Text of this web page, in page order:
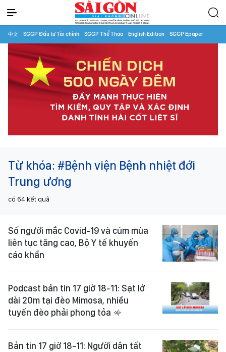
中文 SGGP Đầu tư Tài chính SGGP Thể Thao English Edition SGGP Epaper
Từ khóa: #Bệnh viện Bệnh nhiệt đới
Trung ương
có 64 kết quả
Số người mắc Covid-19 và cúm mùa
liên tục tăng cao, Bộ Y tế khuyến
cáo khẩn
Podcast bản tin 17 giờ 18-11: Sạt lở
dài 20m tại đèo Mimosa, nhiều
tuyến đèo phải phong tỏa
Bản tin 17 giờ 18-11: Người dân tất